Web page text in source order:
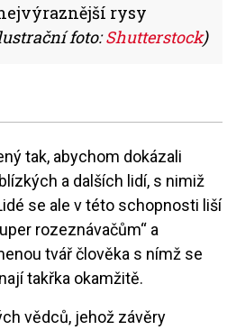
rysy
foto:Shutterstock)
tak, abychom dokázali
a dalších lidí, s nimiž
se ale v této schopnosti liší
rozeznávačům“ a
tvář člověka s nímž se
takřka okamžitě.
vědců, jehož závěry